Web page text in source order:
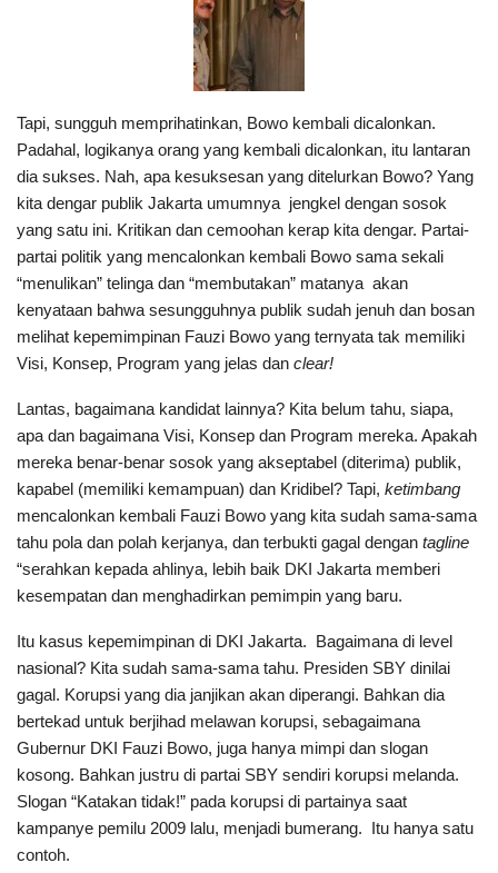
Tapi, sungguh memprihatinkan, Bowo kembali dicalonkan.
Padahal, logikanya orang yang kembali dicalonkan, itu lantaran
dia sukses. Nah, apa kesuksesan yang ditelurkan Bowo? Yang
kita dengar publik Jakarta umumnya jengkel dengan sosok
yang satu ini. Kritikan dan cemoohan kerap kita dengar. Partai-
partai politik yang mencalonkan kembali Bowo sama sekali
“menulikan” telinga dan “membutakan” matanya akan
kenyataan bahwa sesungguhnya publik sudah jenuh dan bosan
melihat kepemimpinan Fauzi Bowo yang ternyata tak memiliki
Visi, Konsep, Program yang jelas dan clear!
Lantas, bagaimana kandidat lainnya? Kita belum tahu, siapa,
apa dan bagaimana Visi, Konsep dan Program mereka. Apakah
mereka benar-benar sosok yang akseptabel (diterima) publik,
kapabel (memiliki kemampuan) dan Kridibel? Tapi, ketimbang
mencalonkan kembali Fauzi Bowo yang kita sudah sama-sama
tahu pola dan polah kerjanya, dan terbukti gagal dengan tagline
“serahkan kepada ahlinya, lebih baik DKI Jakarta memberi
kesempatan dan menghadirkan pemimpin yang baru.
Itu kasus kepemimpinan di DKI Jakarta. Bagaimana di level
nasional? Kita sudah sama-sama tahu. Presiden SBY dinilai
gagal. Korupsi yang dia janjikan akan diperangi. Bahkan dia
bertekad untuk berjihad melawan korupsi, sebagaimana
Gubernur DKI Fauzi Bowo, juga hanya mimpi dan slogan
kosong. Bahkan justru di partai SBY sendiri korupsi melanda.
Slogan “Katakan tidak!” pada korupsi di partainya saat
kampanye pemilu 2009 lalu, menjadi bumerang. Itu hanya satu
contoh.